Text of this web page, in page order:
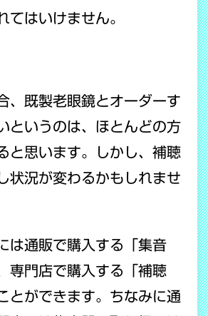
てはいけません。
、既製老眼鏡とオーダーす
というのは、ほとんどの方
と思います。しかし、補聴
状況が変わるかもしれませ
は通販で購入する「集音
専門店で購入する「補聴
とができます。ちなみに通